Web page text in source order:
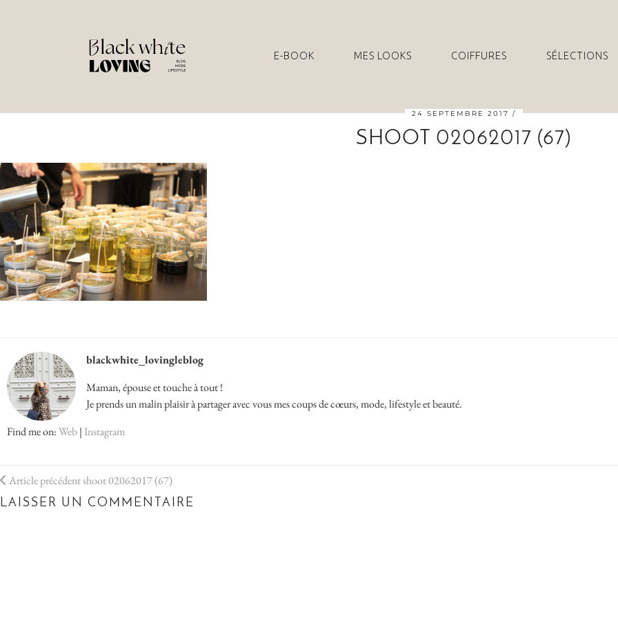
E-BOOK MES LOOKS COIFFURES SÉLECTIONS
24 SEPTEMBRE 2017
SHOOT 02062017 (67)
blackwhite_lovingleblog
Maman, épouse et touche à tout !
Je prends un malin plaisir à partager avec vous mes coups de cœurs, mode, lifestyle et beauté.
Find me on:Web| Instagram
Article précédentshoot 02062017 (67)
LAISSER UN COMMENTAIRE